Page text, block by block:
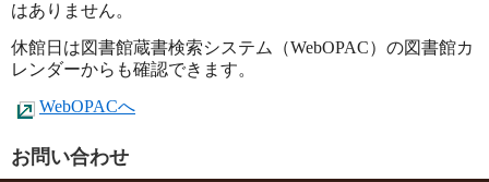
はありません。
休館日は図書館蔵書検索システム（WebOPAC）の図書館カ
レンダーからも確認できます。
WebOPACへ
お問い合わせ